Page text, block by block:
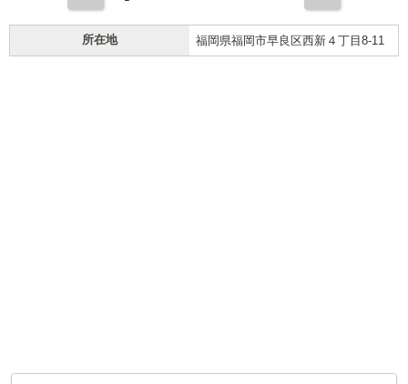
所在地 福岡県福岡市早良区西新４丁目8-11